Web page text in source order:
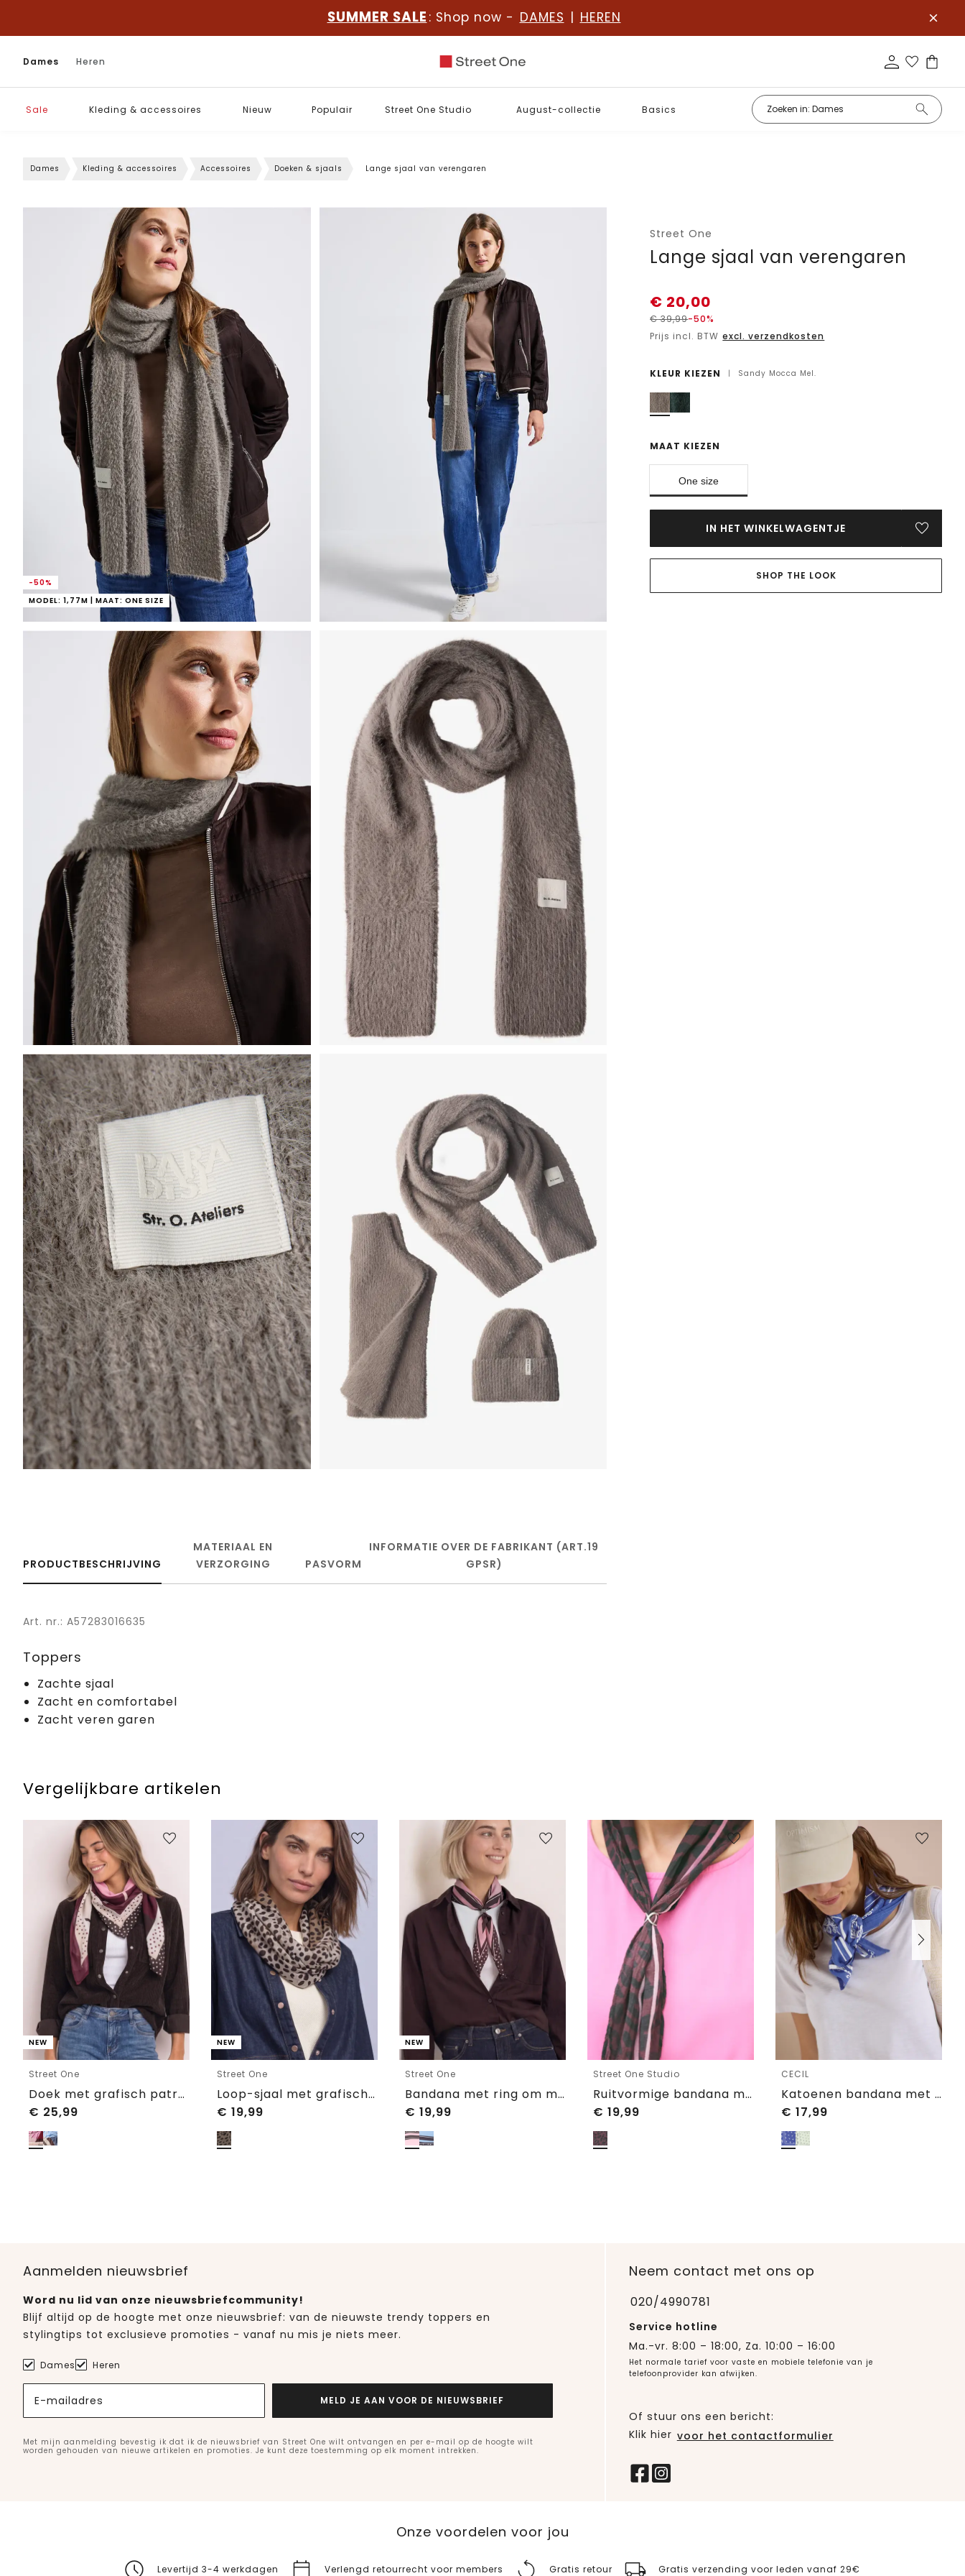
SUMMER SALE : Shop now - DAMES | HEREN
Dames Heren
Sale Kleding & accessoires Nieuw Populair Street One Studio August-collectie Basics
Dames Kleding & accessoires Accessoires Doeken & sjaals Lange sjaal van verengaren
-50%
MODEL: 1,77M | MAAT: ONE SIZE
Street One
Lange sjaal van verengaren
€ 20,00
€39,99-50%
Prijs incl. BTW excl. verzendkosten
KLEUR KIEZEN | Sandy Mocca Mel.
MAAT KIEZEN
One size
IN HET WINKELWAGENTJE
SHOP THE LOOK
PRODUCTBESCHRIJVING
MATERIAAL EN
VERZORGING
PASVORM
INFORMATIE OVER DE FABRIKANT (ART.19
GPSR)
Art. nr.: A57283016635
Toppers
Zachte sjaal
Zacht en comfortabel
Zacht veren garen
Vergelijkbare artikelen
NEW
Street One
Doek met grafisch patroon
€ 25,99
NEW
Street One
Loop-sjaal met grafisch patroon
€ 19,99
NEW
Street One
Bandana met ring om mee te stylen
€ 19,99
Street One Studio
Ruitvormige bandana met ring
€ 19,99
CECIL
Katoenen bandana met print
€ 17,99
Aanmelden nieuwsbrief
Word nu lid van onze nieuwsbriefcommunity!
Blijf altijd op de hoogte met onze nieuwsbrief: van de nieuwste trendy toppers en
stylingtips tot exclusieve promoties - vanaf nu mis je niets meer.
Dames Heren
E-mailadres MELD JE AAN VOOR DE NIEUWSBRIEF
Met mijn aanmelding bevestig ik dat ik de nieuwsbrief van Street One wilt ontvangen en per e-mail op de hoogte wilt
worden gehouden van nieuwe artikelen en promoties. Je kunt deze toestemming op elk moment intrekken.
Neem contact met ons op
020/4990781
Service hotline
Ma.-vr. 8:00 – 18:00, Za. 10:00 – 16:00
Het normale tarief voor vaste en mobiele telefonie van je
telefoonprovider kan afwijken.
Of stuur ons een bericht:
Klik hier voor het contactformulier
Onze voordelen voor jou
Levertijd 3-4 werkdagen Verlengd retourrecht voor members Gratis retour Gratis verzending voor leden vanaf 29€